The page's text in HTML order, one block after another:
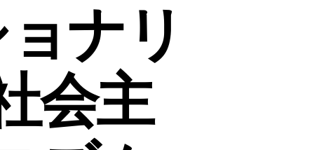
ナリ
会主